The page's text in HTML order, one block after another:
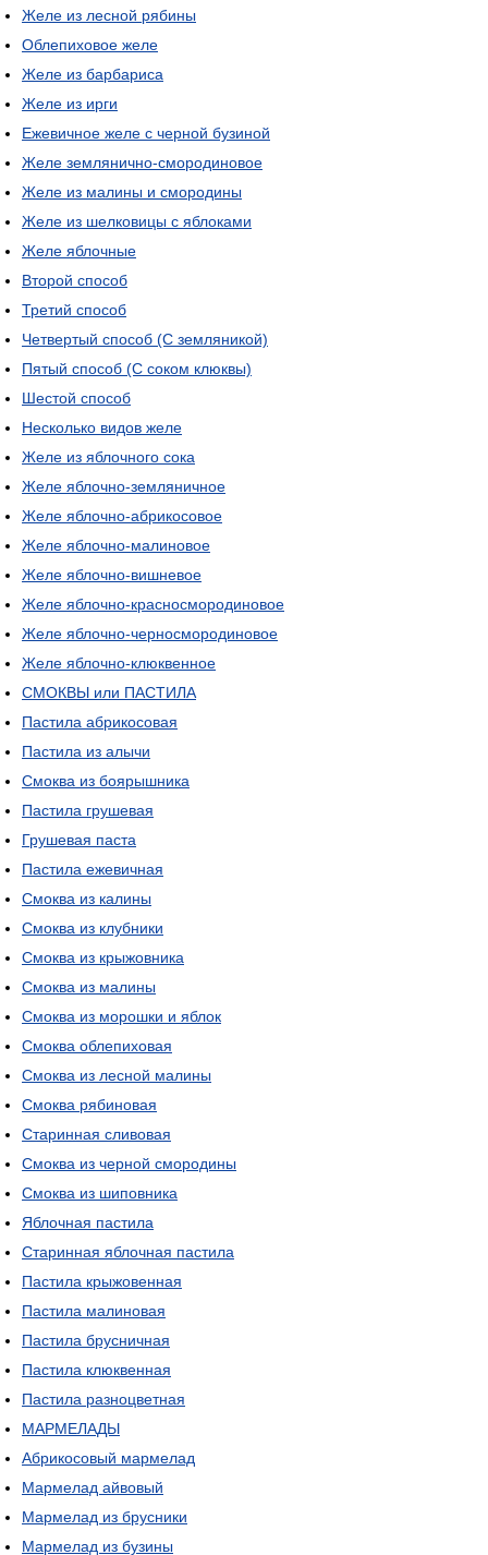
Желе из лесной рябины
Облепиховое желе
Желе из барбариса
Желе из ирги
Ежевичное желе с черной бузиной
Желе землянично-смородиновое
Желе из малины и смородины
Желе из шелковицы с яблоками
Желе яблочные
Второй способ
Третий способ
Четвертый способ (С земляникой)
Пятый способ (С соком клюквы)
Шестой способ
Несколько видов желе
Желе из яблочного сока
Желе яблочно-земляничное
Желе яблочно-абрикосовое
Желе яблочно-малиновое
Желе яблочно-вишневое
Желе яблочно-красносмородиновое
Желе яблочно-черносмородиновое
Желе яблочно-клюквенное
СМОКВЫ или ПАСТИЛА
Пастила абрикосовая
Пастила из алычи
Смоква из боярышника
Пастила грушевая
Грушевая паста
Пастила ежевичная
Смоква из калины
Смоква из клубники
Смоква из крыжовника
Смоква из малины
Смоква из морошки и яблок
Смоква облепиховая
Смоква из лесной малины
Смоква рябиновая
Старинная сливовая
Смоква из черной смородины
Смоква из шиповника
Яблочная пастила
Старинная яблочная пастила
Пастила крыжовенная
Пастила малиновая
Пастила брусничная
Пастила клюквенная
Пастила разноцветная
МАРМЕЛАДЫ
Абрикосовый мармелад
Мармелад айвовый
Мармелад из брусники
Мармелад из бузины